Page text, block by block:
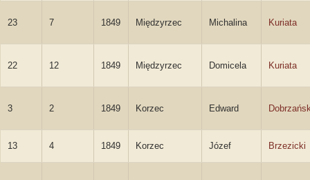
23 7 1849 Międzyrzec Michalina Kuriata
22 12 1849 Międzyrzec Domicela Kuriata
3 2 1849 Korzec Edward
13 4 1849 Korzec Józef Brzezicki